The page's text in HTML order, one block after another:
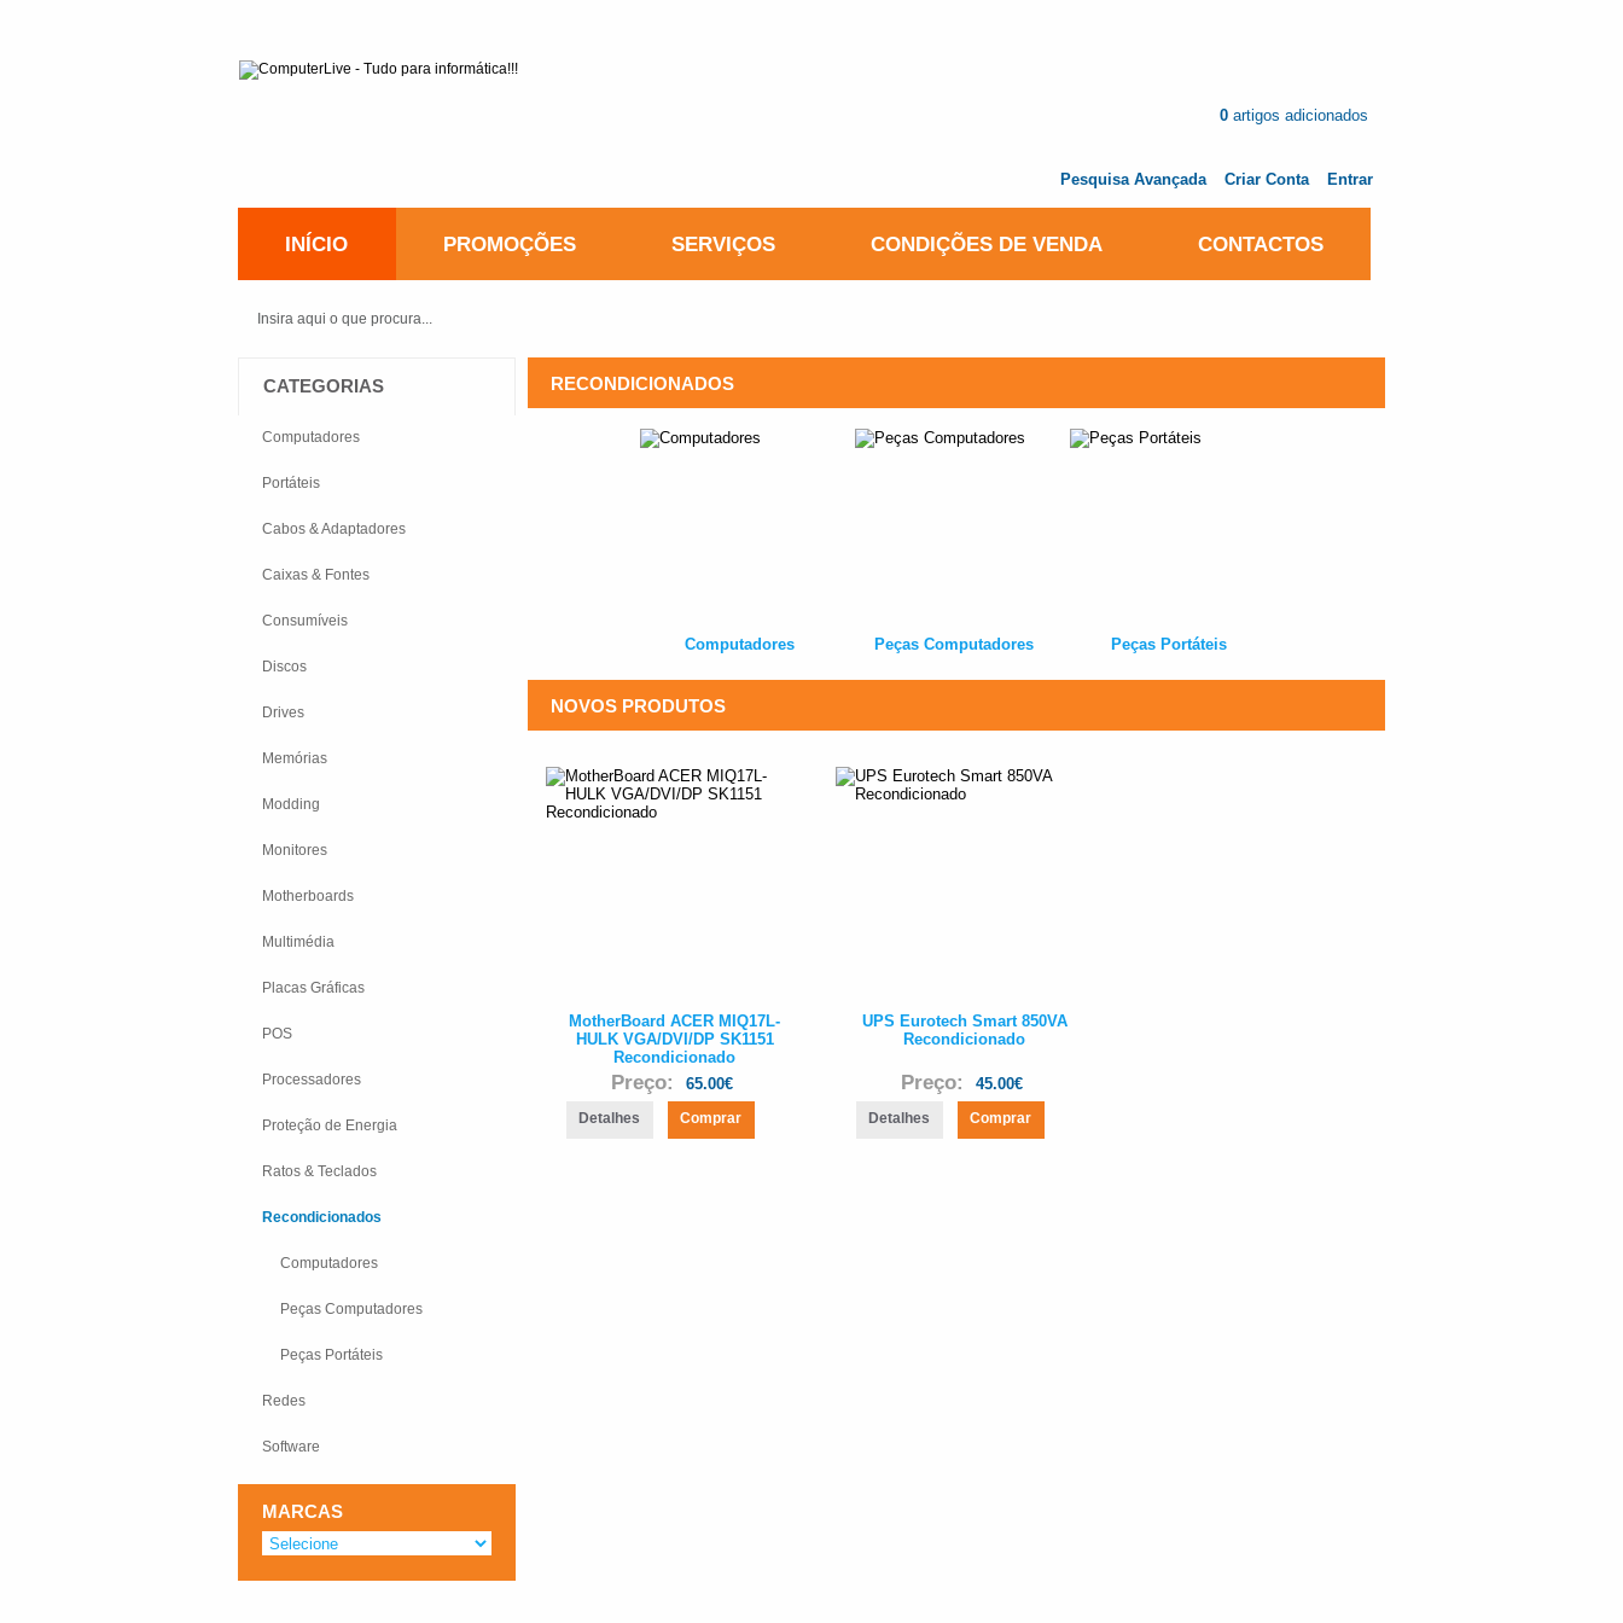
0 artigos adicionados
Pesquisa Avançada Criar Conta Entrar
INÍCIO PROMOÇÕES SERVIÇOS CONDIÇÕES DE VENDA CONTACTOS
RECONDICIONADOS
Computadores Peças Computadores Peças Portáteis
NOVOS PRODUTOS
MotherBoard ACER MIQ17L-
HULK VGA/DVI/DP SK1151
Recondicionado
Preço: 65.00€
Detalhes Comprar
UPS Eurotech Smart 850VA
Recondicionado
Preço: 45.00€
Detalhes Comprar
CATEGORIAS
Computadores
Portáteis
Cabos & Adaptadores
Caixas & Fontes
Consumíveis
Discos
Drives
Memórias
Modding
Monitores
Motherboards
Multimédia
Placas Gráficas
POS
Processadores
Proteção de Energia
Ratos & Teclados
Recondicionados
Computadores
Peças Computadores
Peças Portáteis
Redes
Software
MARCAS